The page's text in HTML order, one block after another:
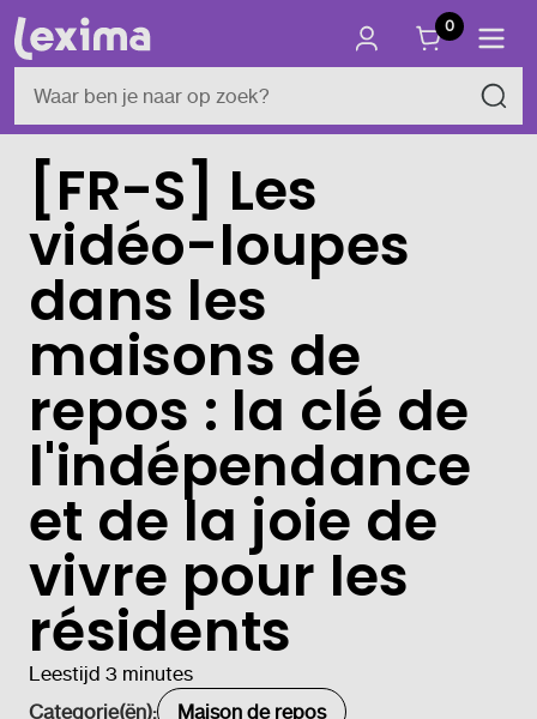
0
[FR-S] Les
vidéo-loupes
dans les
maisons de
repos : la clé de
l'indépendance
et de la joie de
vivre pour les
résidents
Leestijd 3 minutes
Categorie(ën):
Maison de repos